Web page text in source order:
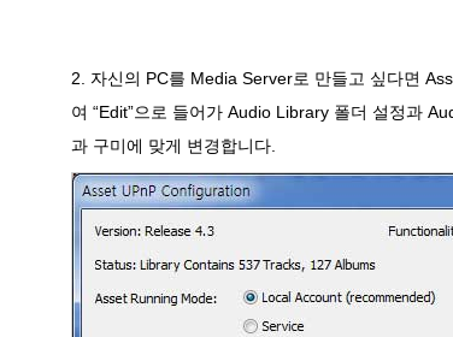
2. 자신의 PC를 Media Server로 만들고 싶다면
여 “Edit”으로 들어가 Audio Library 폴더 설정과
과 구미에 맞게 변경합니다.